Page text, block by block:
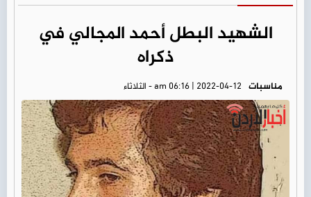
الشهيد البطل أحمد المجالي في
ذكراه
مناسبات am 06:16 | 2022-04-12 - الثلاثاء